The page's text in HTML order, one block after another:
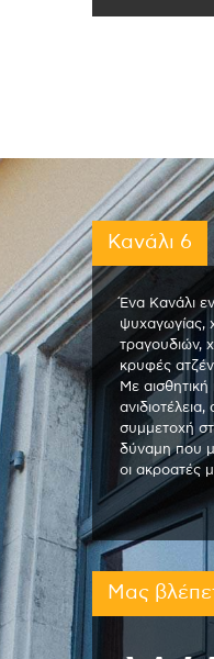
Κανάλι 6
Ένα Κανάλι
ψυχαγωγίας,
τραγουδιών,
κρυφές
Με
συμμετοχή
δύναμη που
οι ακροατές
Μας